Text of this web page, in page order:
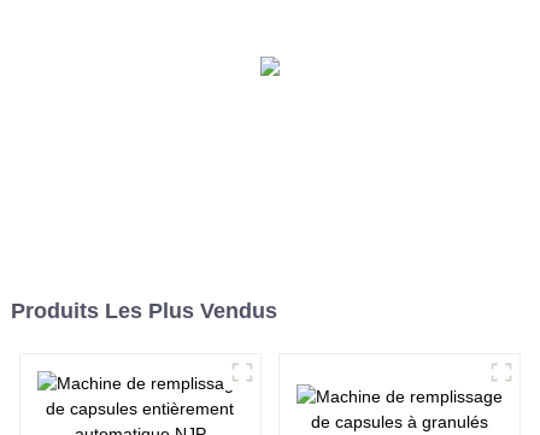
Produits Les Plus Vendus